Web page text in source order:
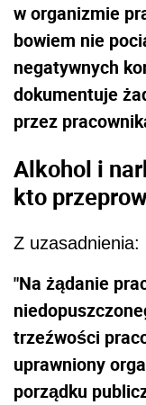
w organizmie
bowiem nie
negatywnych
dokumentuje
przez
Alkohol i
kto
Z uzasadnienia:
"Na żądanie
trzeźwości
uprawniony
porządku